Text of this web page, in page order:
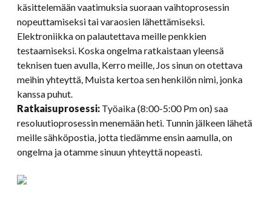
käsittelemään vaatimuksia suoraan vaihtoprosessin
nopeuttamiseksi tai varaosien lähettämiseksi.
Elektroniikka on palautettava meille penkkien
testaamiseksi. Koska ongelma ratkaistaan ​​yleensä
teknisen tuen avulla, Kerro meille, Jos sinun on otettava
meihin yhteyttä, Muista kertoa sen henkilön nimi, jonka
kanssa puhut.
Ratkaisuprosessi: Työaika (8:00-5:00 Pm on) saa
resoluutioprosessin menemään heti. Tunnin jälkeen lähetä
meille sähköpostia, jotta tiedämme ensin aamulla, on
ongelma ja otamme sinuun yhteyttä nopeasti.